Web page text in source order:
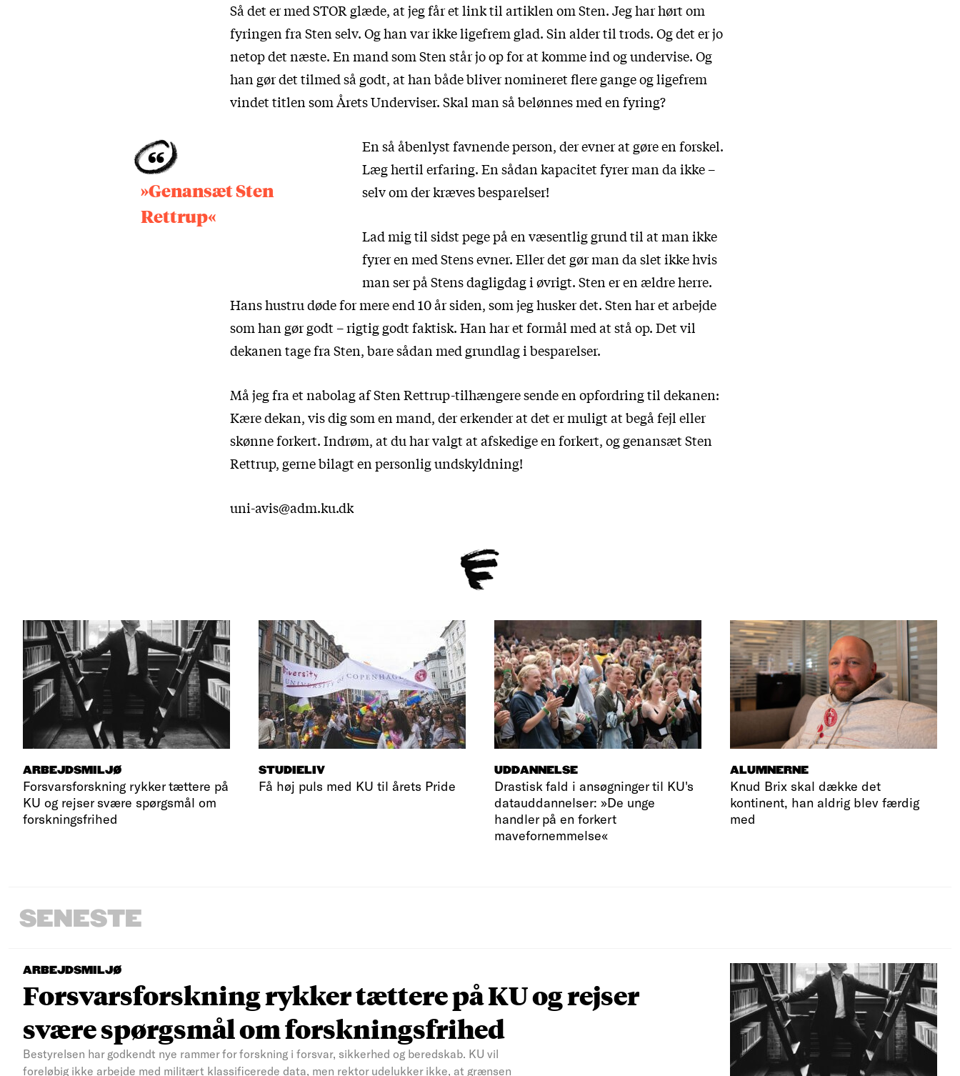
Så det er med STOR glæde, at jeg får et link til artiklen om Sten. Jeg har hørt om
fyringen fra Sten selv. Og han var ikke ligefrem glad. Sin alder til trods. Og det er jo
netop det næste. En mand som Sten står jo op for at komme ind og undervise. Og
han gør det tilmed så godt, at han både bliver nomineret flere gange og ligefrem
vindet titlen som Årets Underviser. Skal man så belønnes med en fyring?
»Genansæt Sten
Rettrup«
En så åbenlyst favnende person, der evner at gøre en forskel.
Læg hertil erfaring. En sådan kapacitet fyrer man da ikke –
selv om der kræves besparelser!
Lad mig til sidst pege på en væsentlig grund til at man ikke
fyrer en med Stens evner. Eller det gør man da slet ikke hvis
man ser på Stens dagligdag i øvrigt. Sten er en ældre herre.
Hans hustru døde for mere end 10 år siden, som jeg husker det. Sten har et arbejde
som han gør godt – rigtig godt faktisk. Han har et formål med at stå op. Det vil
dekanen tage fra Sten, bare sådan med grundlag i besparelser.
Må jeg fra et nabolag af Sten Rettrup-tilhængere sende en opfordring til dekanen:
Kære dekan, vis dig som en mand, der erkender at det er muligt at begå fejl eller
skønne forkert. Indrøm, at du har valgt at afskedige en forkert, og genansæt Sten
Rettrup, gerne bilagt en personlig undskyldning!
uni-avis@adm.ku.dk
ARBEJDSMILJØ
Forsvarsforskning rykker tættere på
KU og rejser svære spørgsmål om
forskningsfrihed
STUDIELIV
Få høj puls med KU til årets Pride
UDDANNELSE
Drastisk fald i ansøgninger til KU's
datauddannelser: »De unge
handler på en forkert
mavefornemmelse«
ALUMNERNE
Knud Brix skal dække det
kontinent, han aldrig blev færdig
med
SENESTE
ARBEJDSMILJØ
Forsvarsforskning rykker tættere på KU og rejser
svære spørgsmål om forskningsfrihed
Bestyrelsen har godkendt nye rammer for forskning i forsvar, sikkerhed og beredskab. KU vil
foreløbig ikke arbejde med militært klassificerede data, men rektor udelukker ikke, at grænsen